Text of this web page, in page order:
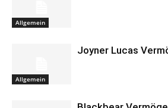
Allgemein
Allgemein
Joyner Lucas